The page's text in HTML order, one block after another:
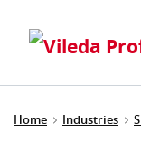
Home Industries